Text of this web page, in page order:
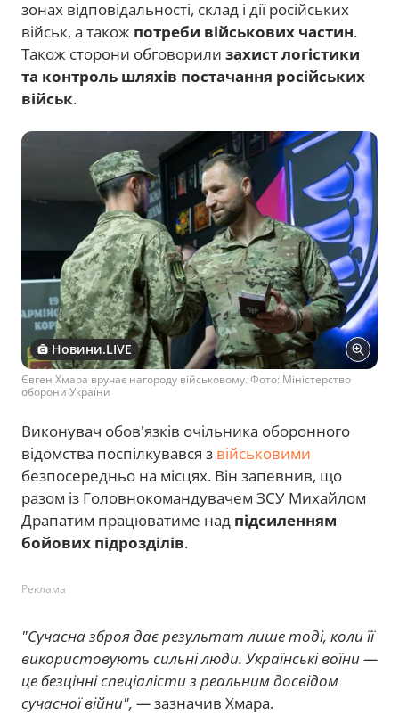
зонах відповідальності, склад і дії російських
військ, а також потреби військових частин.
Також сторони обговорили захист логістики
та контроль шляхів постачання російських
військ.
Новини.LIVE
Євген Хмара вручає нагороду військовому. Фото: Міністерство
оборони України
Виконувач обов'язків очільника оборонного
відомства поспілкувався з військовими
безпосередньо на місцях. Він запевнив, що
разом із Головнокомандувачем ЗСУ Михайлом
Драпатим працюватиме над підсиленням
бойових підрозділів.
Реклама
"Сучасна зброя дає результат лише тоді, коли її
використовують сильні люди. Українські воїни —
це безцінні спеціалісти з реальним досвідом
сучасної війни", —зазначив Хмара.